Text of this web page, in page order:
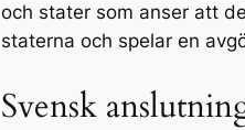
och stater som anser att
staterna och spelar en
Svensk